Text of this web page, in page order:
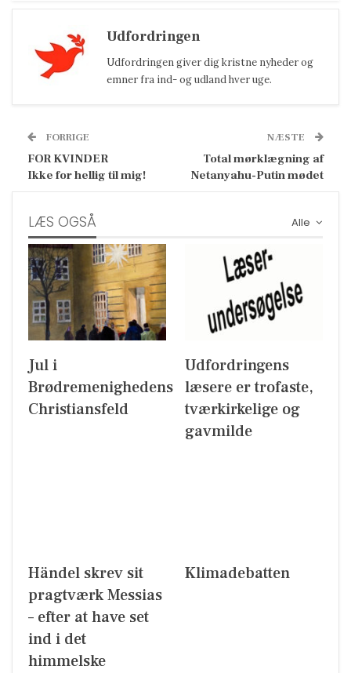
Udfordringen
Udfordringen giver dig kristne nyheder og
emner fra ind- og udland hver uge.
FORRIGE
FOR KVINDER
Ikke for hellig til mig!
NÆSTE
Total mørklægning af
Netanyahu-Putin mødet
Alle
LÆS OGSÅ
Jul i
Brødremenighedens
Christiansfeld
Udfordringens
læsere er trofaste,
tværkirkelige og
gavmilde
Händel skrev sit
pragtværk Messias
– efter at have set
ind i det
himmelske
Klimadebatten